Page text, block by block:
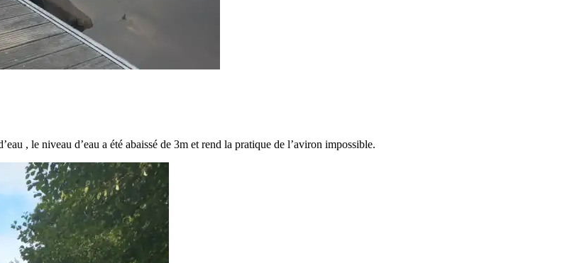
, le niveau d’eau a été abaissé de 3m et rend la pratique de l’aviron impossible.